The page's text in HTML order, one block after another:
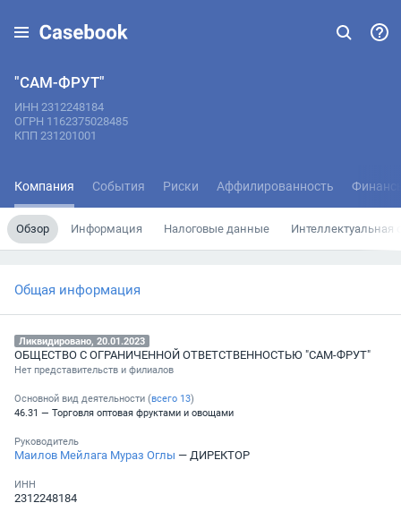
"САМ-ФРУТ"
ИНН 2312248184
ОГРН 1162375028485
КПП 231201001
Компания События Риски Аффилированность
Обзор Информация Налоговые данные Интеллектуальная
Общая информация
Ликвидировано, 20.01.2023
ОБЩЕСТВО С ОГРАНИЧЕННОЙ ОТВЕТСТВЕННОСТЬЮ "САМ-ФРУТ"
Нет представительств и филиалов
Основной вид деятельности (всего 13)
46.31 — Торговля оптовая фруктами и овощами
Руководитель
Маилов Мейлага Мураз Оглы — ДИРЕКТОР
ИНН
2312248184